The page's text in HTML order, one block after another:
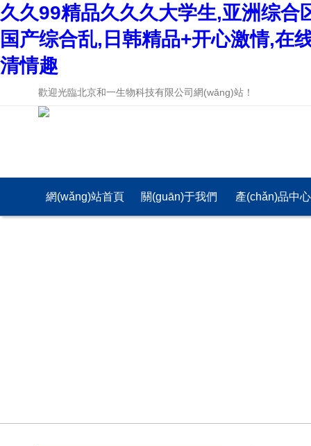
久久99精品久久久大学生,亚洲综
国产综合乱,日韩精品+开心激情,在
清情趣
歡迎光臨北京和一生物科技有限公司網(wǎng)站！
網(wǎng)站首頁 關(guān)于我們 產(chǎn)品中心